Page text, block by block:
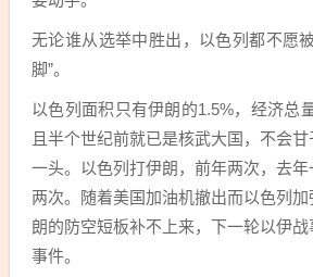
无论谁从选举中胜出，以色列都不愿
脚”。
以色列面积只有伊朗的1.5%，经济总
且半个世纪前就已是核武大国，不会
一头。以色列打伊朗，前年两次，去
两次。随着美国加油机撤出而以色列
朗的防空短板补不上来，下一轮以伊
事件。